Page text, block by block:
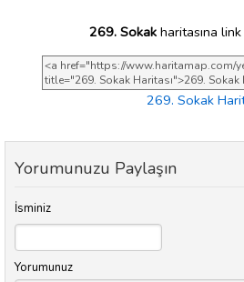
269. Sokakharitasına
269. Sokak
Yorumunuzu Paylaşın
İsminiz
Yorumunuz